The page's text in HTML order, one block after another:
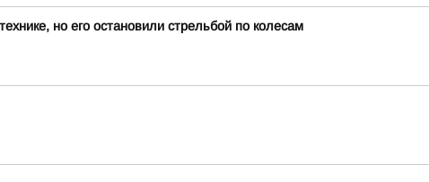
но его остановили стрельбой по колесам